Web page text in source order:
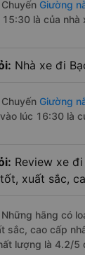
Chuyến Giường
là của nhà
Nhà xe đi
Chuyến Giường
lúc 16:30 là
Review xe
xuất sắc,
Những hãng có
sắc, cao cấp
lượng là 4.2/5